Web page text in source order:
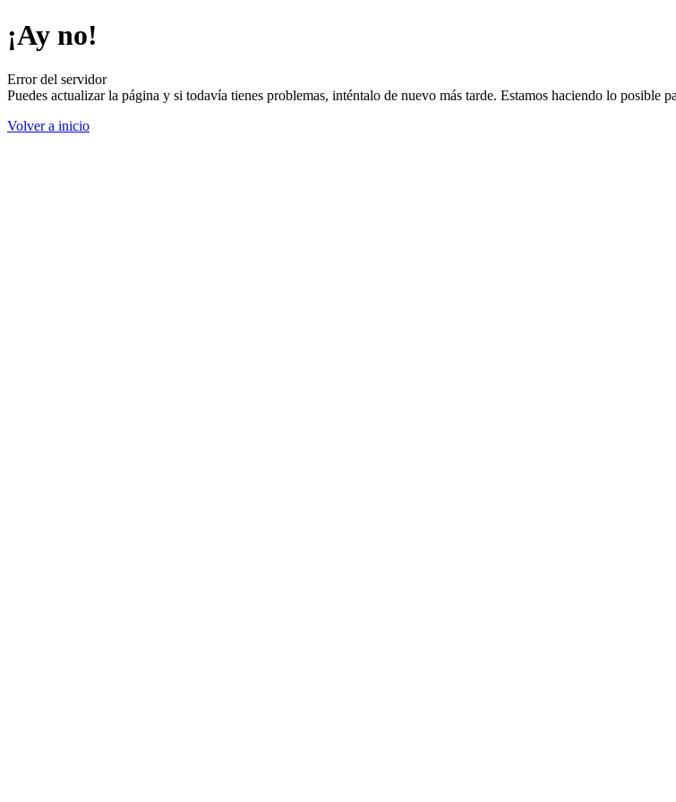
¡Ay no!
Error del servidor
Puedes actualizar la página y si todavía tienes problemas, inténtalo de nuevo más tarde. Estamos haciendo lo posible
Volver a inicio